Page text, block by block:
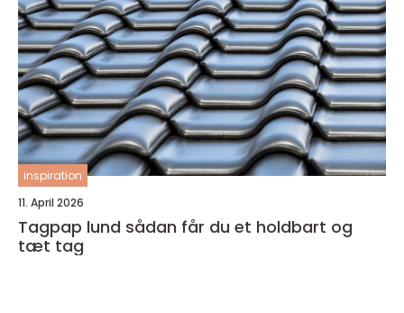
inspiration
11. April 2026
Tagpap lund sådan får du et holdbart og
tæt tag